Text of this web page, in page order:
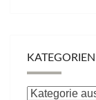
KATEGORIEN
Kategorien